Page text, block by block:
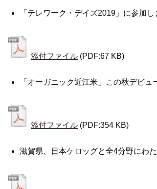
「テレワーク・デイズ2019」に参加し
添付ファイル (PDF:67 KB)
「オーガニック近江米」この秋デビュ
添付ファイル (PDF:354 KB)
滋賀県、日本ケロッグと全4分野にわ